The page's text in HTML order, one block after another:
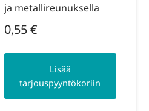
ja metallireunuksella
0,55€
Lisää
tarjouspyyntökoriin